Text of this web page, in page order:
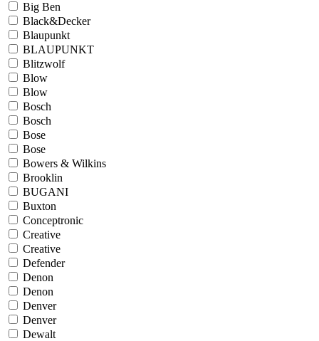
Big Ben
Black&Decker
Blaupunkt
BLAUPUNKT
Blitzwolf
Blow
Blow
Bosch
Bosch
Bose
Bose
Bowers & Wilkins
Brooklin
BUGANI
Buxton
Conceptronic
Creative
Creative
Defender
Denon
Denon
Denver
Denver
Dewalt